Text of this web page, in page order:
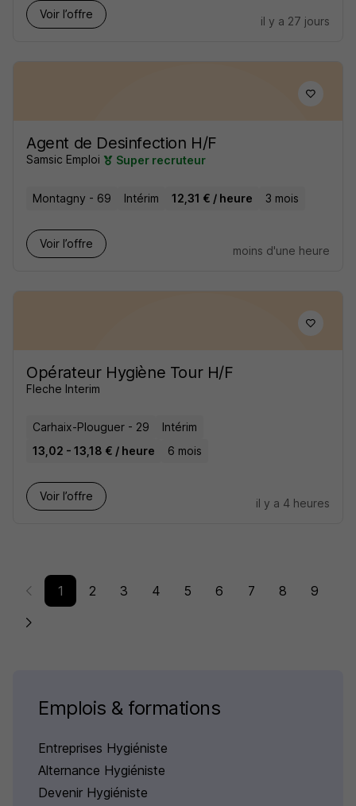
Voir l’offre
il y a 27 jours
Agent de Desinfection H/F
Samsic Emploi Super recruteur
Montagny - 69 Intérim 12,31 € / heure 3 mois
Voir l’offre
moins d'une heure
Opérateur Hygiène Tour H/F
Fleche Interim
Carhaix-Plouguer - 29
Intérim
13,02 - 13,18 € / heure
6 mois
Voir l’offre
il y a 4 heures
1 2 3 4 5 6 7 8 9
Emplois & formations
Entreprises Hygiéniste
Alternance Hygiéniste
Devenir Hygiéniste